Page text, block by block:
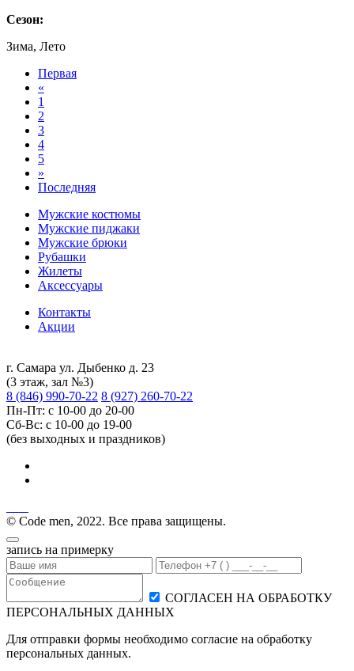
Сезон:
Зима, Лето
Первая
«
1
2
3
4
5
»
Последняя
Мужские костюмы
Мужские пиджаки
Мужские брюки
Рубашки
Жилеты
Аксессуары
Контакты
Акции
г. Самара ул. Дыбенко д. 23
(3 этаж, зал №3)
8 (846) 990-70-22 8 (927) 260-70-22
Пн-Пт: с 10-00 до 20-00
Сб-Вс: с 10-00 до 19-00
(без выходных и праздников)
© Code men, 2022. Все права защищены.
запись на примерку
СОГЛАСЕН НА ОБРАБОТКУ
ПЕРСОНАЛЬНЫХ ДАННЫХ
Для отправки формы необходимо согласие на обработку
персональных данных.